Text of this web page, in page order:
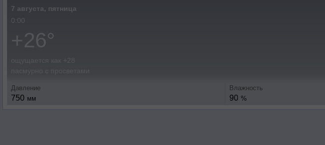
7 августа, пятница
0:00
+26°
ощущается как +28
Давление
750 мм
Влажность
90 %